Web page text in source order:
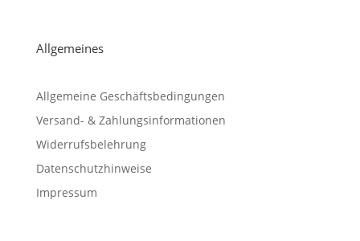
Allgemeines
Allgemeine Geschäftsbedingungen
Versand- & Zahlungsinformationen
Widerrufsbelehrung
Datenschutzhinweise
Impressum